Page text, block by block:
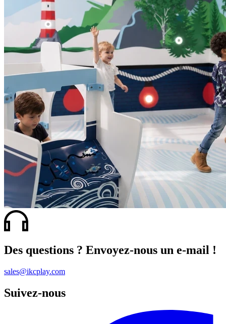
Des questions ? Envoyez-nous un e-mail !
sales@ikcplay.com
Suivez-nous